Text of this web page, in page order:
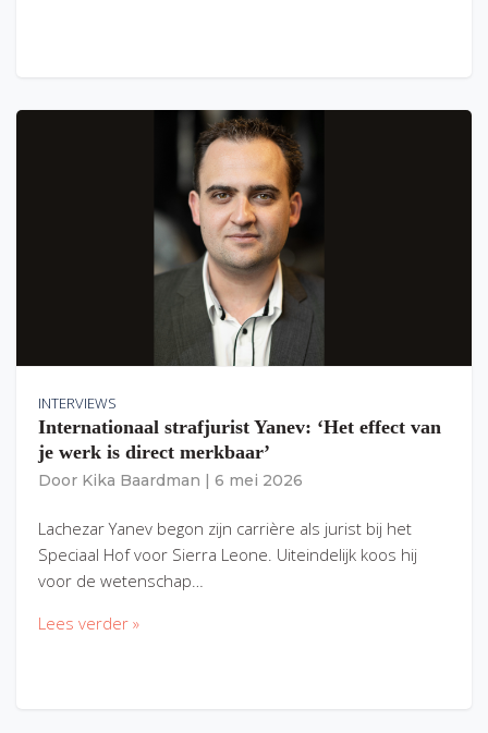
INTERVIEWS
Internationaal strafjurist Yanev: ‘Het effect van
je werk is direct merkbaar’
Door Kika Baardman 6 mei 2026
Lachezar Yanev begon zijn carrière als jurist bij het
Speciaal Hof voor Sierra Leone. Uiteindelijk koos hij
voor de wetenschap…
Lees verder »